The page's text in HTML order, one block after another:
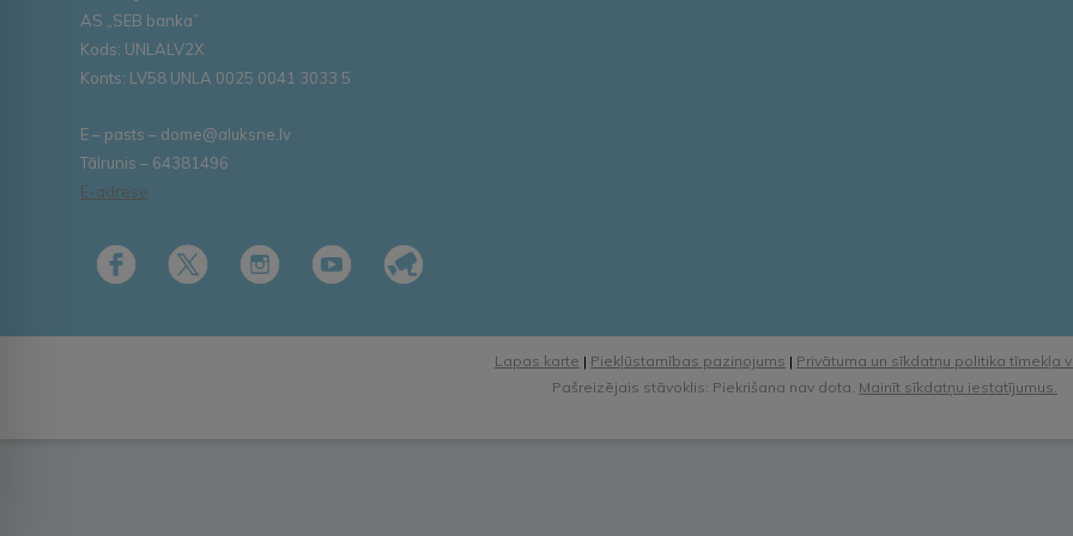
AS „SEB banka”
Kods: UNLALV2X
Konts: LV58 UNLA 0025 0041 3033 5
E – pasts – dome@aluksne.lv
Tālrunis – 64381496
E-adrese
Lapas karte | Piekļūstamības paziņojums | Privātuma un sīkdatņu politika tīmekļa
Pašreizējais stāvoklis: Piekrišana nav dota. Mainīt sīkdatņu iestatījumus.